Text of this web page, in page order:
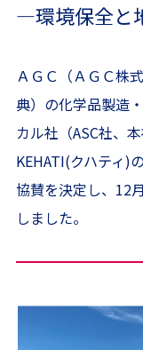
―環境保全と
ＡＧＣ（ＡＧＣ株
典）の化学品製造
カル社（ASC社、
KEHATI(クハティ)
協賛を決定し、12
しました。